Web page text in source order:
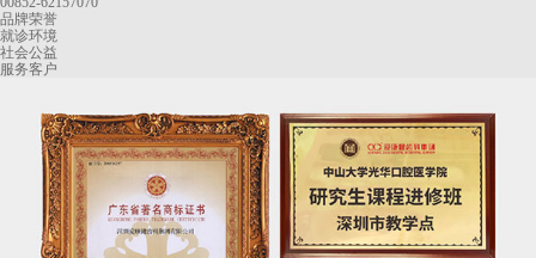
品牌荣誉
就诊环境
社会公益
服务客户